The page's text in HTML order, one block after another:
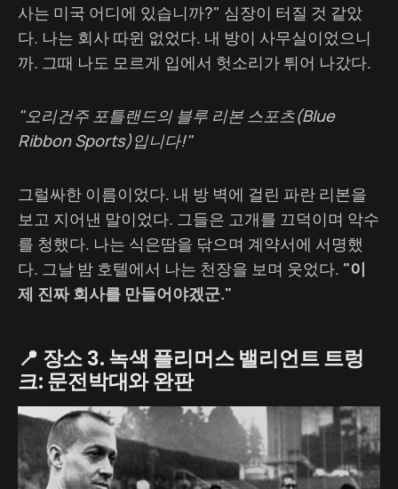
사는 미국 어디에 있습니까?" 심장이 터질 것 같았
다. 나는 회사 따윈 없었다. 내 방이 사무실이었으니
까. 그때 나도 모르게 입에서 헛소리가 튀어 나갔다.
"오리건주 포틀랜드의 블루 리본 스포츠(Blue
Ribbon Sports)입니다!"
그럴싸한 이름이었다. 내 방 벽에 걸린 파란 리본을
보고 지어낸 말이었다. 그들은 고개를 끄덕이며 악수
를 청했다. 나는 식은땀을 닦으며 계약서에 서명했
다. 그날 밤 호텔에서 나는 천장을 보며 웃었다. "이
제 진짜 회사를 만들어야겠군."
📍 장소 3. 녹색 플리머스 밸리언트 트렁
크: 문전박대와 완판